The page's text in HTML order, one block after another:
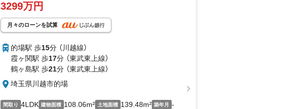
3299万円
月々のローンを試算
的場駅 歩15分 （川越線）
霞ヶ関駅 歩17分 （東武東上線）
鶴ヶ島駅 歩21分 （東武東上線）
埼玉県川越市的場
間取り 4LDK 建物面積 108.06m² 土地面積 139.48m² 築年月 -